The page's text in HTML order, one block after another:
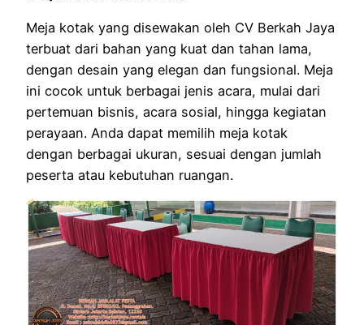
Meja kotak yang disewakan oleh CV Berkah Jaya
terbuat dari bahan yang kuat dan tahan lama,
dengan desain yang elegan dan fungsional. Meja
ini cocok untuk berbagai jenis acara, mulai dari
pertemuan bisnis, acara sosial, hingga kegiatan
perayaan. Anda dapat memilih meja kotak
dengan berbagai ukuran, sesuai dengan jumlah
peserta atau kebutuhan ruangan.